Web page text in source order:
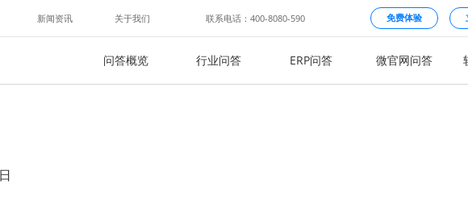
新闻资讯 关于我们 联系电话：400-8080-590 免费体验
问答概览 行业问答 ERP问答 微官网问答